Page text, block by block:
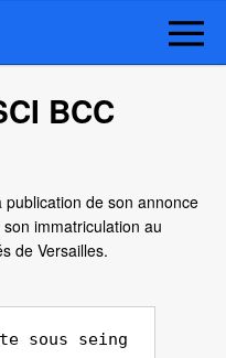
BCC
publication de son annonce
immatriculation au
de Versailles.
sous seing